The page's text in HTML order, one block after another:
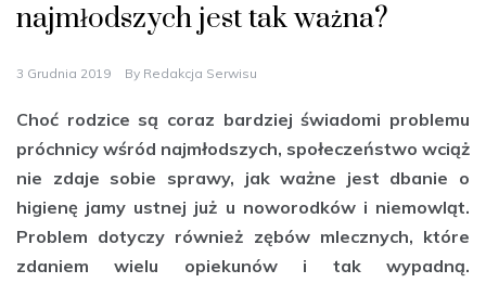
najmłodszych jest tak ważna?
3 Grudnia 2019 By Redakcja Serwisu
Choć rodzice są coraz bardziej świadomi problemu
próchnicy wśród najmłodszych, społeczeństwo wciąż
nie zdaje sobie sprawy, jak ważne jest dbanie o
higienę jamy ustnej już u noworodków i niemowląt.
Problem dotyczy również zębów mlecznych, które
zdaniem wielu opiekunów i tak wypadną.